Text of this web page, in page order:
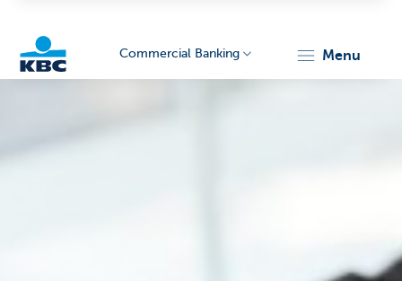
Commercial Banking menu